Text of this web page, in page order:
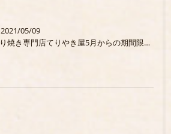
2021/05/09
照り焼き専門店てりやき屋5月からの期間限定商品